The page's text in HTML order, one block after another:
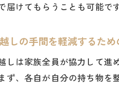
届けてもらうことも可能で
しの手間を軽減するた
しは家族全員が協力して進
ず、各自が自分の持ち物を